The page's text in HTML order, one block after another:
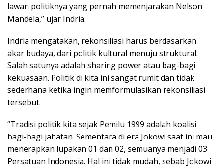
lawan politiknya yang pernah memenjarakan Nelson
Mandela,” ujar Indria.
Indria mengatakan, rekonsiliasi harus berdasarkan
akar budaya, dari politik kultural menuju struktural.
Salah satunya adalah sharing power atau bag-bagi
kekuasaan. Politik di kita ini sangat rumit dan tidak
sederhana ketika ingin memformulasikan rekonsiliasi
tersebut.
“Tradisi politik kita sejak Pemilu 1999 adalah koalisi
bagi-bagi jabatan. Sementara di era Jokowi saat ini mau
menerapkan lupakan 01 dan 02, semuanya menjadi 03
Persatuan Indonesia. Hal ini tidak mudah, sebab Jokowi